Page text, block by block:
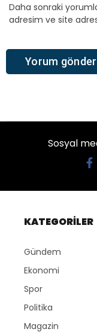
Daha sonraki
adresim ve site
Sosyal
KATEGORİLER
Gündem
Ekonomi
Spor
Politika
Magazin